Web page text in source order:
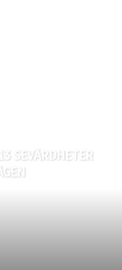
SEVÄRDHETER